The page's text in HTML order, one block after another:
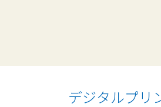
デジタルプリ